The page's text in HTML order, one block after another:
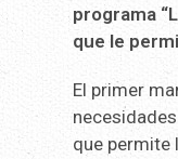
programa
que le
El primer
que permite